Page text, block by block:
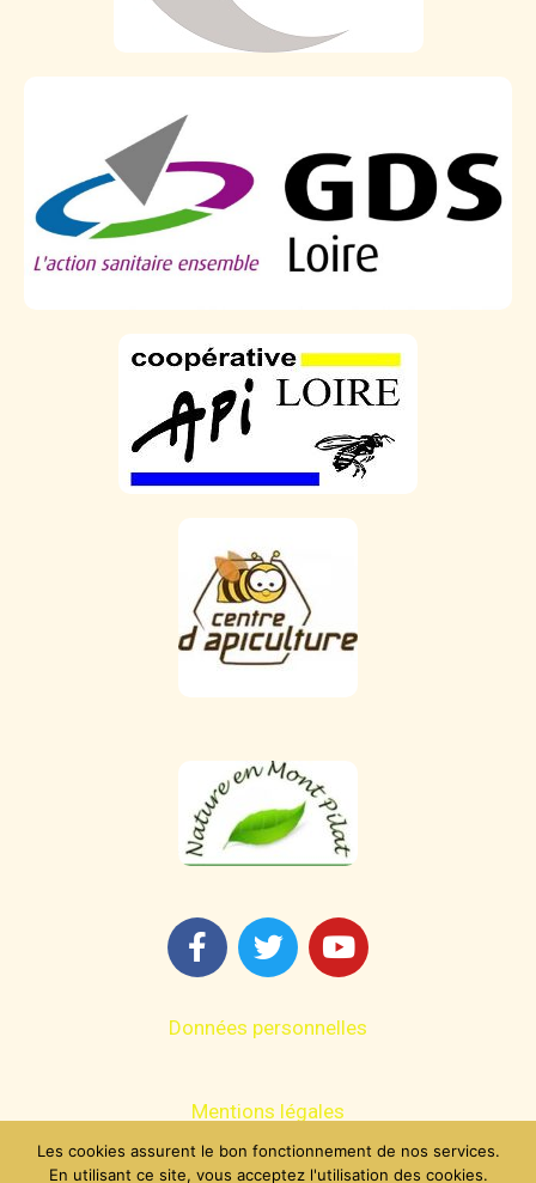
Données personnelles
Mentions légales
Les cookies assurent le bon fonctionnement de nos services.
En utilisant ce site, vous acceptez l'utilisation des cookies.